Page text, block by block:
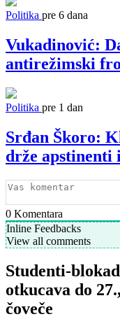
Politika pre 6 dana
Vukadinović:
antirežimski
Politika pre 1 dan
Srđan Škoro:
drže apstinenti
0 Komentara
Inline Feedbacks
View all comments
Studenti-
otkucava do
čoveče